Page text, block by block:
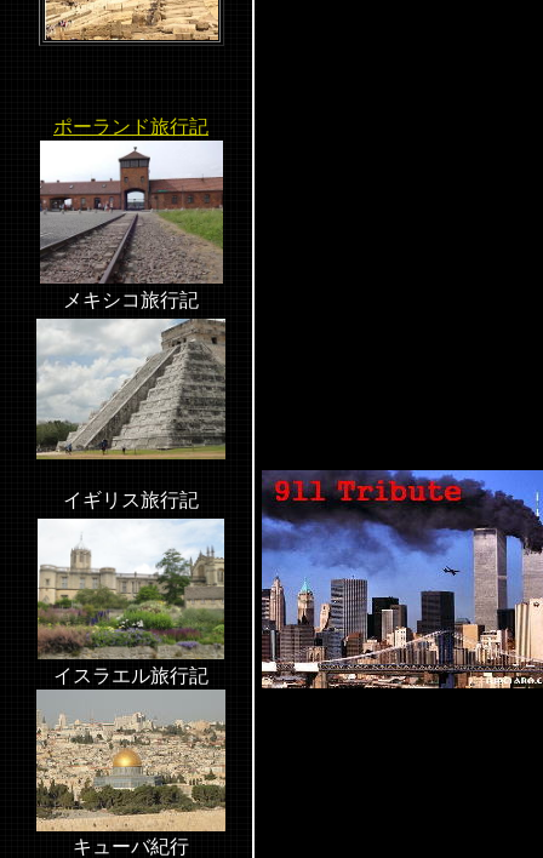
ポーランド旅行記
メキシコ旅行記
イギリス旅行記
イスラエル旅行記
キューバ紀行